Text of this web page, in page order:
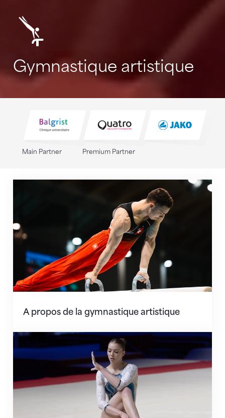
Gymnastique artistique
Sponsoren
Main Partner Premium Partner
A propos de la gymnastique artistique
A propos de la gymnastique artistique
Règlements & concepts de séléction